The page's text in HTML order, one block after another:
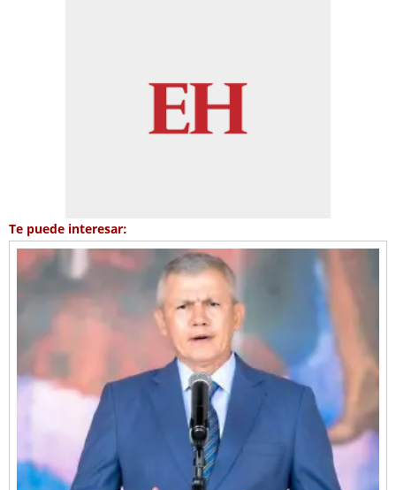
Te puede interesar: